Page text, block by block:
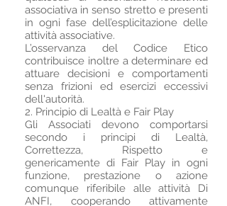
associativa in senso stretto e presenti
in ogni fase dell’esplicitazione delle
attività associative.
L’osservanza del Codice Etico
contribuisce inoltre a determinare ed
attuare decisioni e comportamenti
senza frizioni ed esercizi eccessivi
dell'autorità.
2. Principio di Lealtà e Fair Play
Gli Associati devono comportarsi
secondo i principi di Lealtà,
Correttezza, Rispetto e
genericamente di Fair Play in ogni
funzione, prestazione o azione
comunque riferibile alle attività Di
ANFI, cooperando attivamente